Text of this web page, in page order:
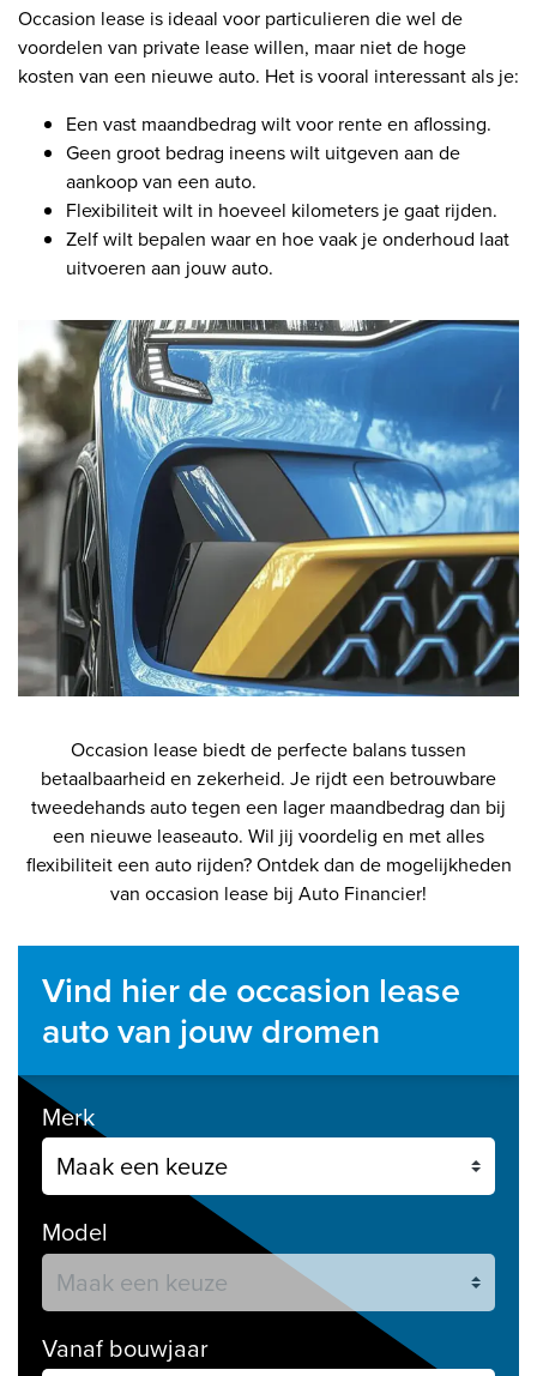
Occasion lease is ideaal voor particulieren die wel de
voordelen van private lease willen, maar niet de hoge
kosten van een nieuwe auto. Het is vooral interessant als je:
Een vast maandbedrag wilt voor rente en aflossing.
Geen groot bedrag ineens wilt uitgeven aan de
aankoop van een auto.
Flexibiliteit wilt in hoeveel kilometers je gaat rijden.
Zelf wilt bepalen waar en hoe vaak je onderhoud laat
uitvoeren aan jouw auto.
Occasion lease biedt de perfecte balans tussen
betaalbaarheid en zekerheid. Je rijdt een betrouwbare
tweedehands auto tegen een lager maandbedrag dan bij
een nieuwe leaseauto. Wil jij voordelig en met alles
flexibiliteit een auto rijden? Ontdek dan de mogelijkheden
van occasion lease bij Auto Financier!
Vind hier de occasion lease
auto van jouw dromen
Merk
Model
Vanaf bouwjaar